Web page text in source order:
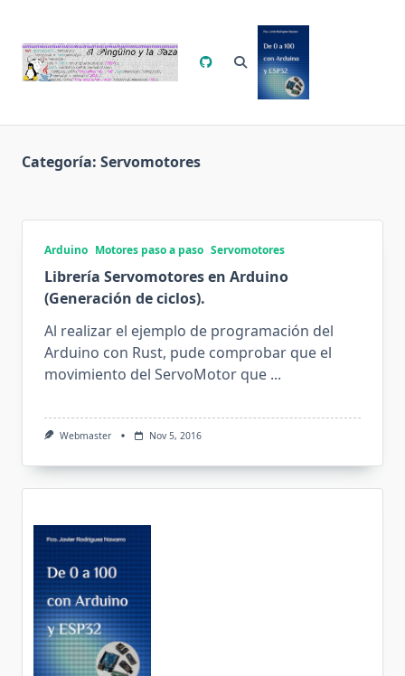
contenido
Categoría: Servomotores
Arduino Motores paso a paso Servomotores
Librería Servomotores en Arduino
(Generación de ciclos).
Al realizar el ejemplo de programación del
Arduino con Rust, pude comprobar que el
movimiento del ServoMotor que ...
Webmaster Nov 5, 2016